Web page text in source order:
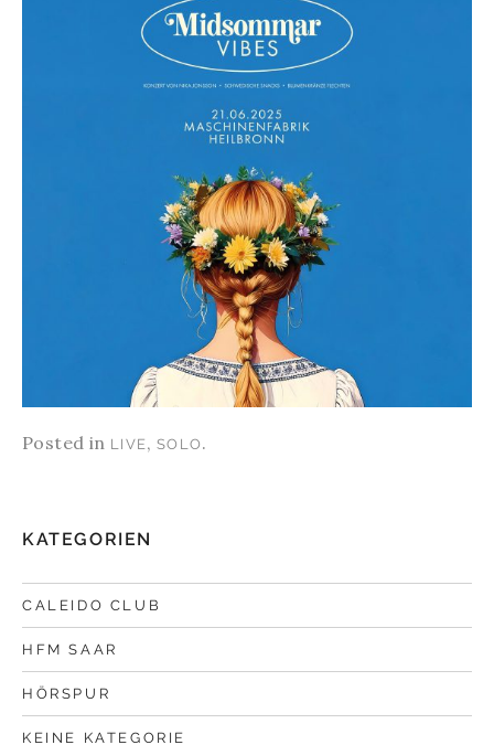
Posted in LIVE ,SOLO .
KATEGORIEN
CALEIDO CLUB
HFM SAAR
HÖRSPUR
KEINE KATEGORIE